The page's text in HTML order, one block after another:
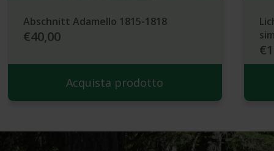
Abschnitt Adamello 1815-1818
€40,00
Acquista prodotto